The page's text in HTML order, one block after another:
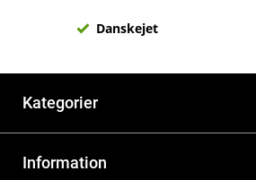
Danskejet
Kategorier
Information